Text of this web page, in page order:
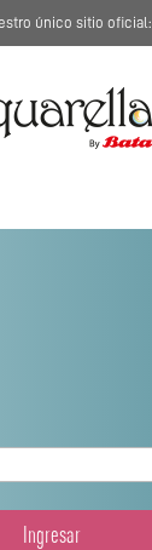
único sitio oficial:
Ingresar